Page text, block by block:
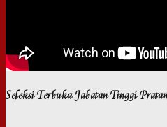
Seleksi Terbuka Jabatan Tinggi